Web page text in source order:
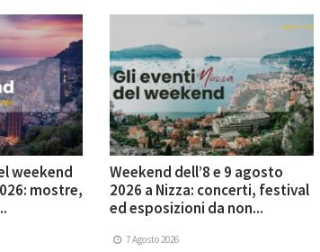
weekend
mostre,
Weekend dell’8 e 9 agosto
2026 a Nizza: concerti, festival
ed esposizioni da non...
7 Agosto 2026